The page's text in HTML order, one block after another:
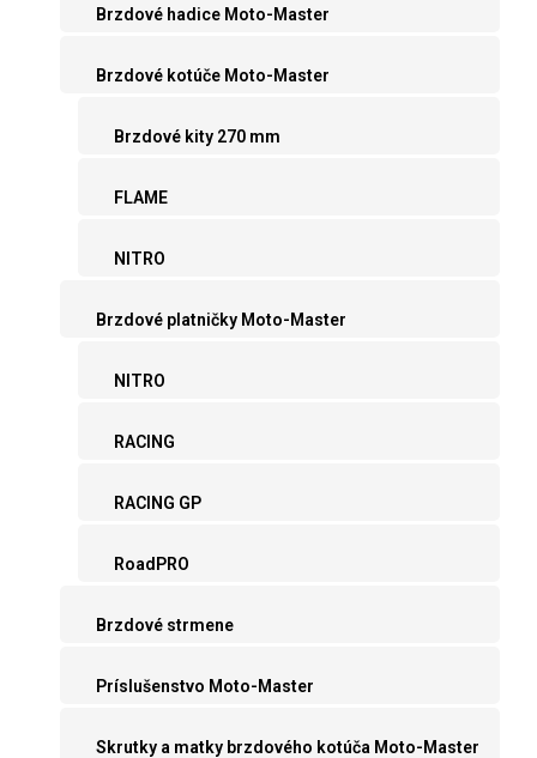
Brzdové hadice Moto-Master
Brzdové kotúče Moto-Master
Brzdové kity 270 mm
FLAME
NITRO
Brzdové platničky Moto-Master
NITRO
RACING
RACING GP
RoadPRO
Brzdové strmene
Príslušenstvo Moto-Master
Skrutky a matky brzdového kotúča Moto-Master